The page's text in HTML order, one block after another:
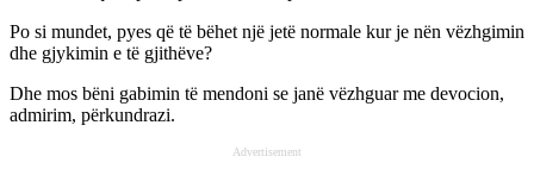
Po si mundet, pyes që të bëhet një jetë normale kur je nën vëzhgimin
dhe gjykimin e të gjithëve?
Dhe mos bëni gabimin të mendoni se janë vëzhguar me devocion,
admirim, përkundrazi.
Advertisement